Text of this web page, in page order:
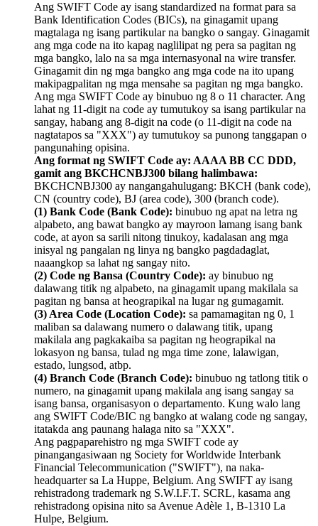
Ang SWIFT Code ay isang standardized na format para sa
Bank Identification Codes (BICs), na ginagamit upang
magtalaga ng isang partikular na bangko o sangay. Ginagamit
ang mga code na ito kapag naglilipat ng pera sa pagitan ng
mga bangko, lalo na sa mga internasyonal na wire transfer.
Ginagamit din ng mga bangko ang mga code na ito upang
makipagpalitan ng mga mensahe sa pagitan ng mga bangko.
Ang mga SWIFT Code ay binubuo ng 8 o 11 character. Ang
lahat ng 11-digit na code ay tumutukoy sa isang partikular na
sangay, habang ang 8-digit na code (o 11-digit na code na
nagtatapos sa "XXX") ay tumutukoy sa punong tanggapan o
pangunahing opisina.
Ang format ng SWIFT Code ay: AAAA BB CC DDD,
gamit ang BKCHCNBJ300 bilang halimbawa:
BKCHCNBJ300 ay nangangahulugang: BKCH (bank code),
CN (country code), BJ (area code), 300 (branch code).
(1) Bank Code (Bank Code): binubuo ng apat na letra ng
alpabeto, ang bawat bangko ay mayroon lamang isang bank
code, at ayon sa sarili nitong tinukoy, kadalasan ang mga
inisyal ng pangalan ng linya ng bangko pagdadaglat,
naaangkop sa lahat ng sangay nito.
(2) Code ng Bansa (Country Code): ay binubuo ng
dalawang titik ng alpabeto, na ginagamit upang makilala sa
pagitan ng bansa at heograpikal na lugar ng gumagamit.
(3) Area Code (Location Code): sa pamamagitan ng 0, 1
maliban sa dalawang numero o dalawang titik, upang
makilala ang pagkakaiba sa pagitan ng heograpikal na
lokasyon ng bansa, tulad ng mga time zone, lalawigan,
estado, lungsod, atbp.
(4) Branch Code (Branch Code): binubuo ng tatlong titik o
numero, na ginagamit upang makilala ang isang sangay sa
isang bansa, organisasyon o departamento. Kung walo lang
ang SWIFT Code/BIC ng bangko at walang code ng sangay,
itatakda ang paunang halaga nito sa "XXX".
Ang pagpaparehistro ng mga SWIFT code ay
pinangangasiwaan ng Society for Worldwide Interbank
Financial Telecommunication ("SWIFT"), na naka-
headquarter sa La Huppe, Belgium. Ang SWIFT ay isang
rehistradong trademark ng S.W.I.F.T. SCRL, kasama ang
rehistradong opisina nito sa Avenue Adèle 1, B-1310 La
Hulpe, Belgium.